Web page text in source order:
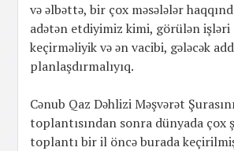
və əlbəttə, bir çox məsələlər
adətən etdiyimiz kimi, görülən işləri
keçirməliyik və ən vacibi, gələcək
planlaşdırmalıyıq.
Cənub Qaz Dəhlizi Məşvərət
toplantısından sonra dünyada çox
toplantı bir il öncə burada